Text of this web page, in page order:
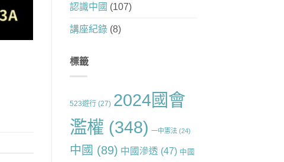
認識中國 (107)
講座紀錄(8)
標籤
523遊行(27) 2024國會
濫權 (348) 一中憲法(24)
中國 (89) 中國滲透 (47) 中國